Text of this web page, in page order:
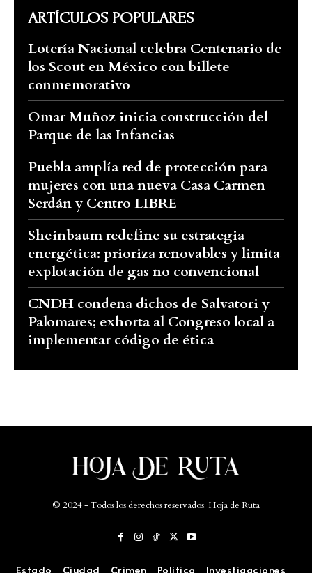
ARTÍCULOS POPULARES
Lotería Nacional celebra Centenario de
los Scout en México con billete
conmemorativo
Omar Muñoz inicia construcción del
Parque de las Infancias
Puebla amplía red de protección para
mujeres con una nueva Casa Carmen
Serdán y Centro LIBRE
Sheinbaum redefine su estrategia
energética: prioriza renovables y limita
explotación de gas no convencional
CNDH condena dichos de Salvatori y
Palomares; exhorta al Congreso local a
implementar código de ética
© 2024 - Todos los derechos reservados. Hoja de Ruta
Estado Ciudad Crimen Política Investigaciones